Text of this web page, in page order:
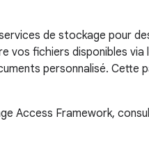
de stockage pour
vos fichiers disponibles
personnalisé. Cette
Access Framework,